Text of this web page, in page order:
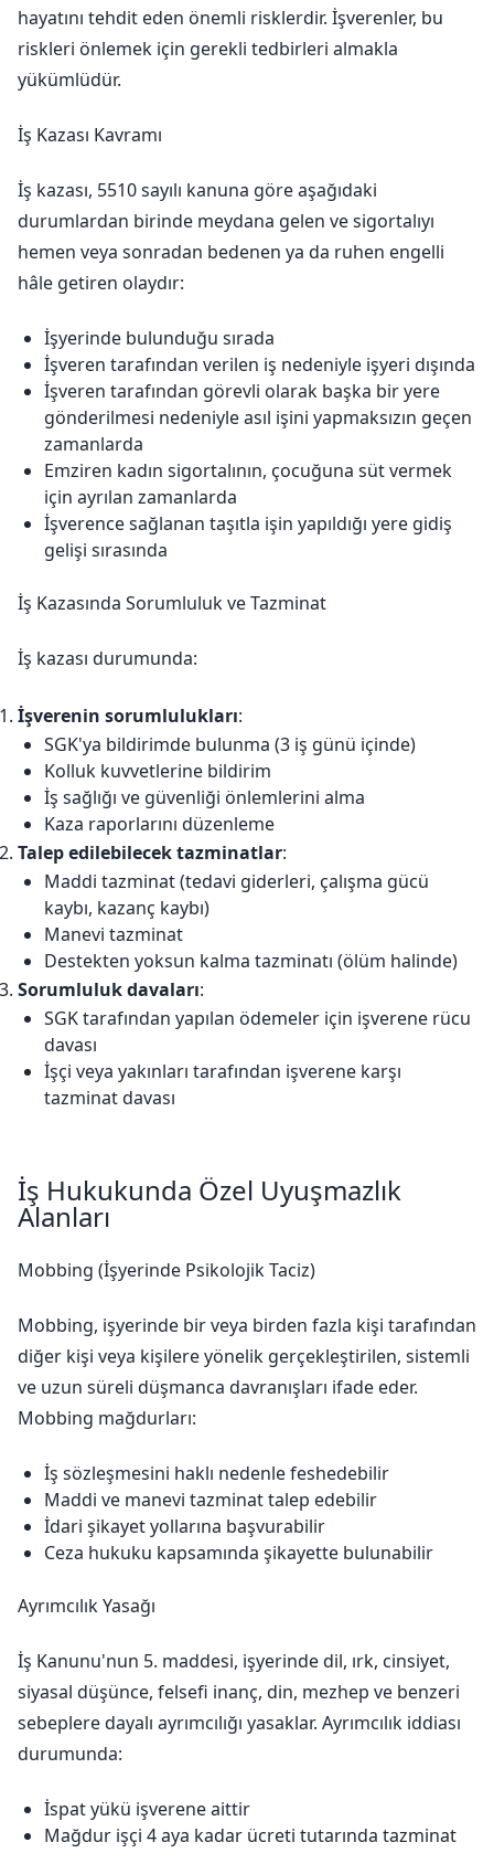
hayatını tehdit eden önemli risklerdir. İşverenler, bu
riskleri önlemek için gerekli tedbirleri almakla
yükümlüdür.
İş Kazası Kavramı
İş kazası, 5510 sayılı kanuna göre aşağıdaki
durumlardan birinde meydana gelen ve sigortalıyı
hemen veya sonradan bedenen ya da ruhen engelli
hâle getiren olaydır:
İşyerinde bulunduğu sırada
İşveren tarafından verilen iş nedeniyle işyeri dışında
İşveren tarafından görevli olarak başka bir yere
gönderilmesi nedeniyle asıl işini yapmaksızın geçen
zamanlarda
Emziren kadın sigortalının, çocuğuna süt vermek
için ayrılan zamanlarda
İşverence sağlanan taşıtla işin yapıldığı yere gidiş
gelişi sırasında
İş Kazasında Sorumluluk ve Tazminat
İş kazası durumunda:
İşverenin sorumlulukları:
SGK'ya bildirimde bulunma (3 iş günü içinde)
Kolluk kuvvetlerine bildirim
İş sağlığı ve güvenliği önlemlerini alma
Kaza raporlarını düzenleme
Talep edilebilecek tazminatlar:
Maddi tazminat (tedavi giderleri, çalışma gücü
kaybı, kazanç kaybı)
Manevi tazminat
Destekten yoksun kalma tazminatı (ölüm halinde)
Sorumluluk davaları:
SGK tarafından yapılan ödemeler için işverene rücu
davası
İşçi veya yakınları tarafından işverene karşı
tazminat davası
İş Hukukunda Özel Uyuşmazlık
Alanları
Mobbing (İşyerinde Psikolojik Taciz)
Mobbing, işyerinde bir veya birden fazla kişi tarafından
diğer kişi veya kişilere yönelik gerçekleştirilen, sistemli
ve uzun süreli düşmanca davranışları ifade eder.
Mobbing mağdurları:
İş sözleşmesini haklı nedenle feshedebilir
Maddi ve manevi tazminat talep edebilir
İdari şikayet yollarına başvurabilir
Ceza hukuku kapsamında şikayette bulunabilir
Ayrımcılık Yasağı
İş Kanunu'nun 5. maddesi, işyerinde dil, ırk, cinsiyet,
siyasal düşünce, felsefi inanç, din, mezhep ve benzeri
sebeplere dayalı ayrımcılığı yasaklar. Ayrımcılık iddiası
durumunda:
İspat yükü işverene aittir
Mağdur işçi 4 aya kadar ücreti tutarında tazminat